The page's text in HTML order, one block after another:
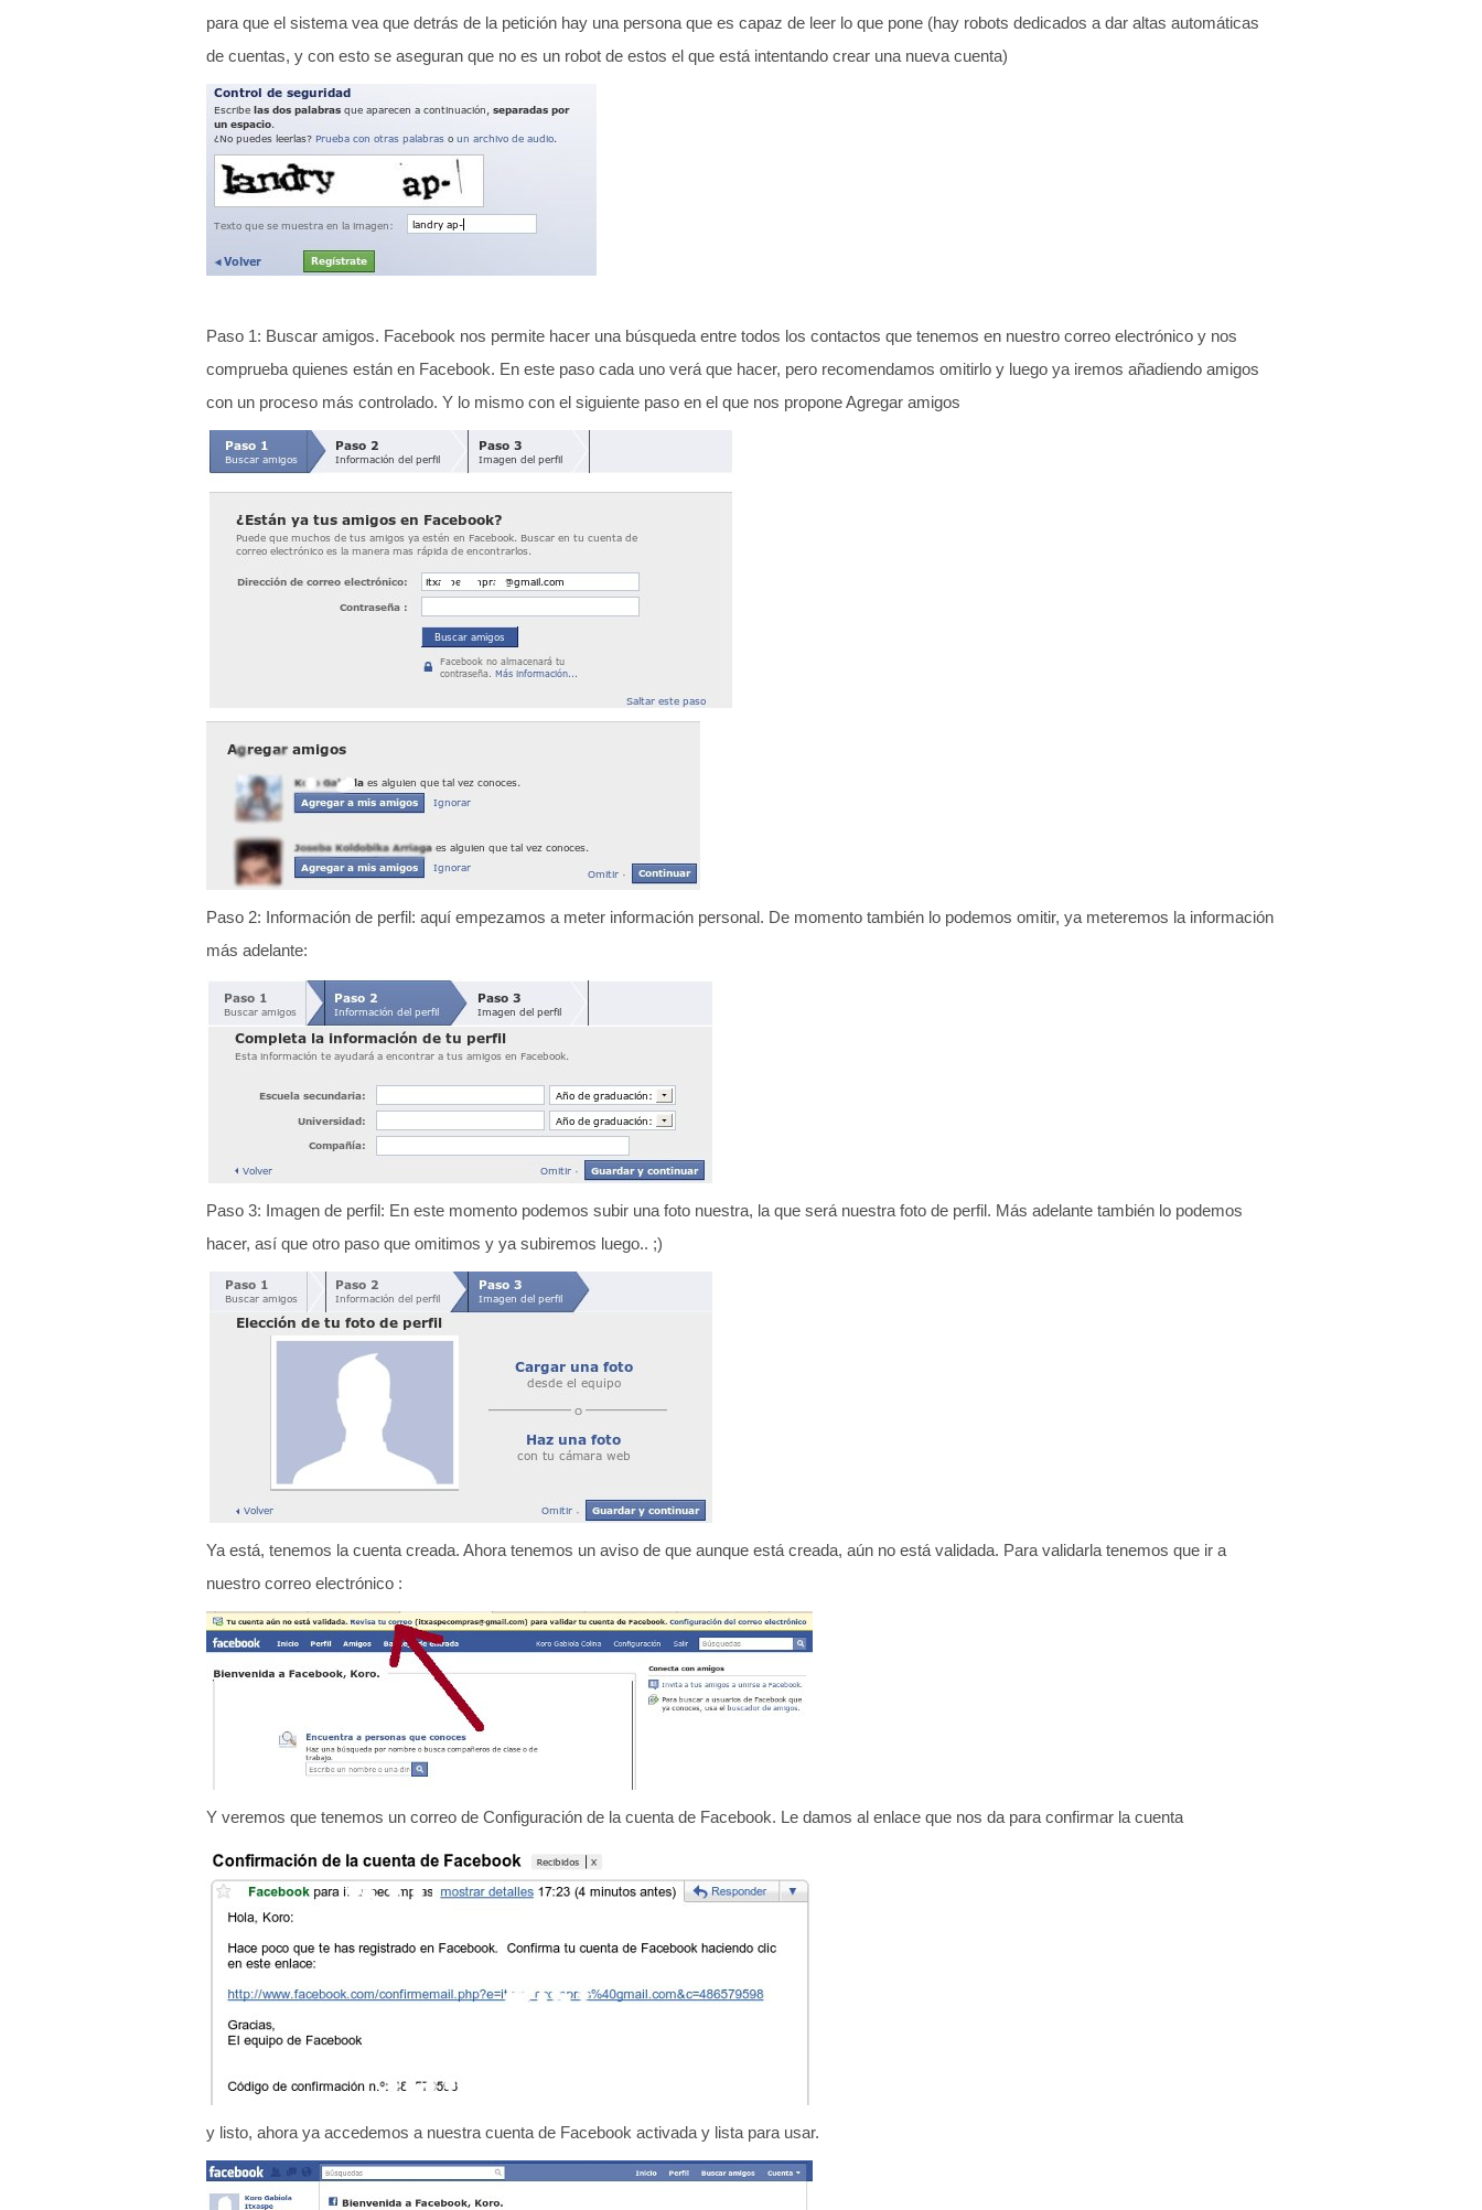
para que el sistema vea que detrás de la petición hay una persona que es capaz de leer lo que pone (hay robots dedicados a dar altas automáticas
de cuentas, y con esto se aseguran que no es un robot de estos el que está intentando crear una nueva cuenta)
Paso 1: Buscar amigos. Facebook nos permite hacer una búsqueda entre todos los contactos que tenemos en nuestro correo electrónico y nos
comprueba quienes están en Facebook. En este paso cada uno verá que hacer, pero recomendamos omitirlo y luego ya iremos añadiendo amigos
con un proceso más controlado. Y lo mismo con el siguiente paso en el que nos propone Agregar amigos
Paso 2: Información de perfil: aquí empezamos a meter información personal. De momento también lo podemos omitir, ya meteremos la información
más adelante:
Paso 3: Imagen de perfil: En este momento podemos subir una foto nuestra, la que será nuestra foto de perfil. Más adelante también lo podemos
hacer, así que otro paso que omitimos y ya subiremos luego.. ;)
Ya está, tenemos la cuenta creada. Ahora tenemos un aviso de que aunque está creada, aún no está validada. Para validarla tenemos que ir a
nuestro correo electrónico :
Y veremos que tenemos un correo de Configuración de la cuenta de Facebook. Le damos al enlace que nos da para confirmar la cuenta
y listo, ahora ya accedemos a nuestra cuenta de Facebook activada y lista para usar.